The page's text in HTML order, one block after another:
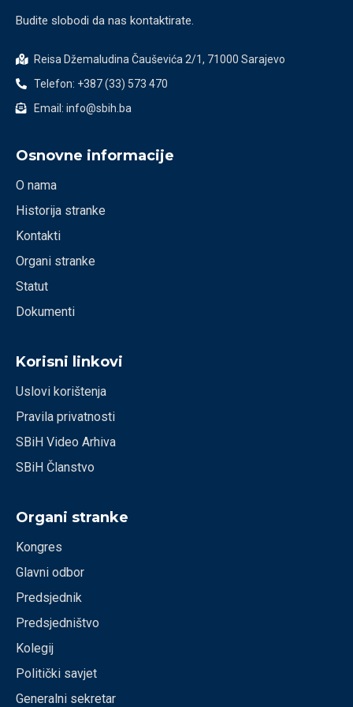
Budite slobodi da nas kontaktirate.
Reisa Džemaludina Čauševića 2/1, 71000 Sarajevo
Telefon: +387 (33) 573 470
Email: info@sbih.ba
Osnovne informacije
O nama
Historija stranke
Kontakti
Organi stranke
Statut
Dokumenti
Korisni linkovi
Uslovi korištenja
Pravila privatnosti
SBiH Video Arhiva
SBiH Članstvo
Organi stranke
Kongres
Glavni odbor
Predsjednik
Predsjedništvo
Kolegij
Politički savjet
Generalni sekretar